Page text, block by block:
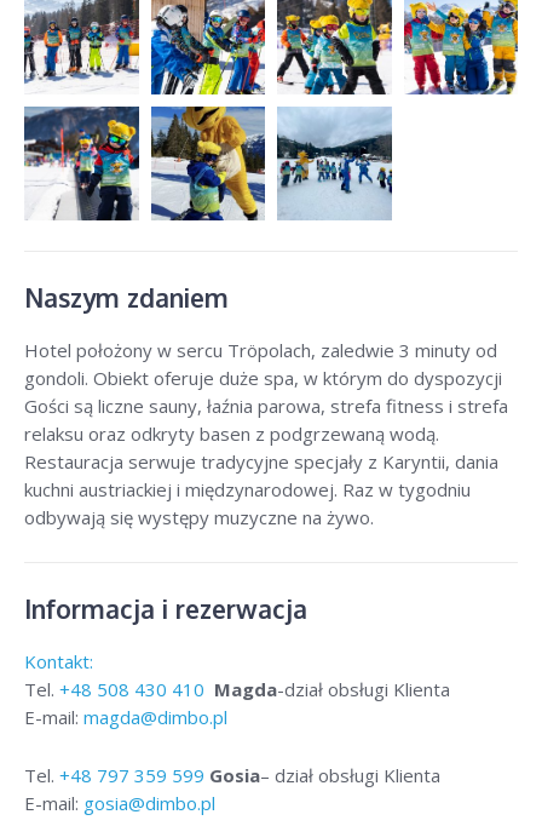
Naszym zdaniem
Hotel położony w sercu Tröpolach, zaledwie 3 minuty od
gondoli. Obiekt oferuje duże spa, w którym do dyspozycji
Gości są liczne sauny, łaźnia parowa, strefa fitness i strefa
relaksu oraz odkryty basen z podgrzewaną wodą.
Restauracja serwuje tradycyjne specjały z Karyntii, dania
kuchni austriackiej i międzynarodowej. Raz w tygodniu
odbywają się występy muzyczne na żywo.
Informacja i rezerwacja
Kontakt:
Tel. +48 508 430 410 Magda-dział obsługi Klienta
E-mail: magda@dimbo.pl
Tel. +48 797 359 599 Gosia– dział obsługi Klienta
E-mail: gosia@dimbo.pl